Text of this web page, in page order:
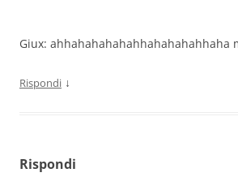
Giux: ahhahahahahahhahahahahhaha
Rispondi ↓
Rispondi